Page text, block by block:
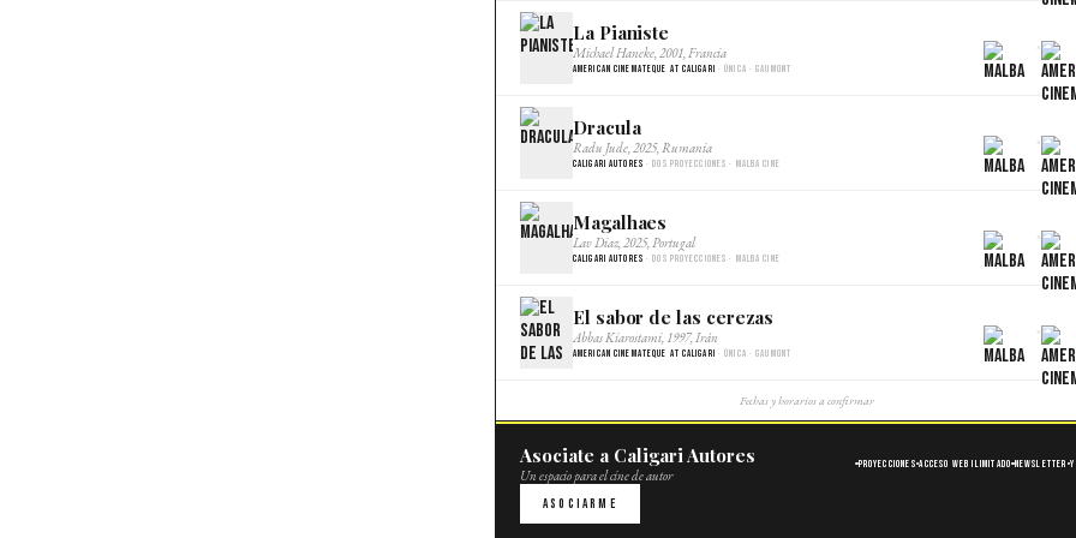
La Pianiste
Michael Haneke, 2001, Francia
American Cinemateque at Caligari · Única · Gaumont
×
Dracula
Radu Jude, 2025, Rumania
Caligari Autores · Dos proyecciones · Malba Cine
×
Magalhaes
Lav Diaz, 2025, Portugal
Caligari Autores · Dos proyecciones · Malba Cine
×
El sabor de las cerezas
Abbas Kiarostami, 1997, Irán
American Cinemateque at Caligari · Única · Gaumont
×
Fechas y horarios a confirmar
Asociate a Caligari Autores
Un espacio para el cine de autor
Proyecciones Acceso web ilimitado Newsletter
Asociarme